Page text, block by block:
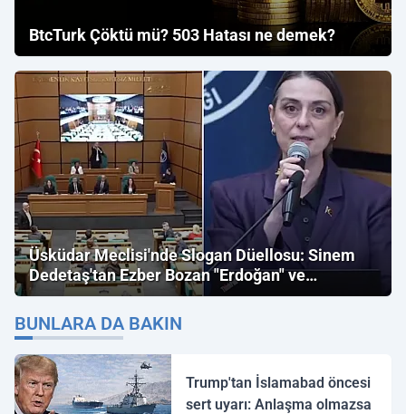
BtcTurk Çöktü mü? 503 Hatası ne demek?
Üsküdar Meclisi'nde Slogan Düellosu: Sinem
Dedetaş'tan Ezber Bozan "Erdoğan" ve
"İmamoğlu" Çıkışı!
BUNLARA DA BAKIN
Trump'tan İslamabad öncesi
sert uyarı: Anlaşma olmazsa